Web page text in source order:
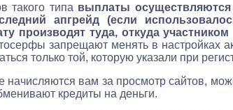
такого типа выплаты
апгрейд (если
производят туда, откуда
запрещают менять в настройках
только той, которую указали при
начисляются вам за просмотр сайтов,
кредиты на деньги.